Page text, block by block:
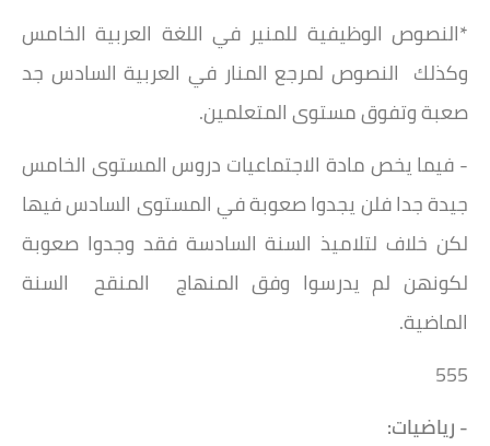
*النصوص الوظيفية للمنير في اللغة العربية الخامس
وكذلك النصوص لمرجع المنار في العربية السادس جد
صعبة وتفوق مستوى المتعلمين.
- فيما يخص مادة الاجتماعيات دروس المستوى الخامس
جيدة جدا فلن يجدوا صعوبة في المستوى السادس فيها
لكن خلاف لتلاميذ السنة السادسة فقد وجدوا صعوبة
لكونهن لم يدرسوا وفق المنهاج المنقح السنة
الماضية.
555
- رياضيات: